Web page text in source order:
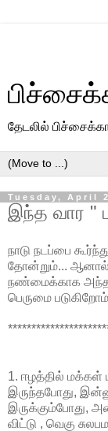
தேடலில்
Tuesday, April
இந்த வார "
நாடு நடப்பை
தோன்றும்... ஆனால்
நண்மைக்காக அந்த
பெருமை படுகிறோம்
1. ஈழத்தில் மக்கள்
இருந்தபோது,
இருக்கும்போது,
விட்டு , வெகு